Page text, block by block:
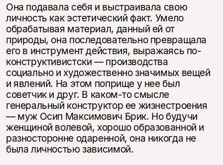
Она подавала себя и выстраивала свою
личность как эстетический факт. Умело
обрабатывая материал, данный ей от
природы, она последовательно превращала
его в инструмент действия, выражаясь по-
конструктивистски — производства
социально и художественно значимых вещей
и явлений. На этом поприще у нее был
советчик и друг. В каком-то смысле
генеральный конструктор ее жизнестроения
— муж Осип Максимович Брик. Но будучи
женщиной волевой, хорошо образованной и
разносторонне одаренной, она никогда не
была личностью зависимой.